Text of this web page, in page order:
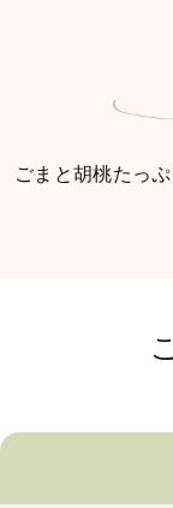
ごまと胡桃たっ